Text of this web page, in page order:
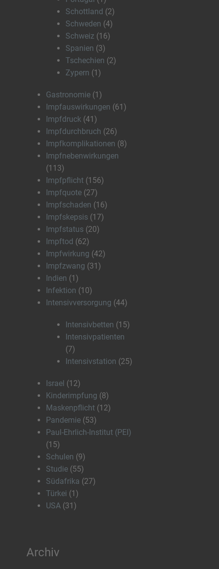
Schottland (2)
Schweden (4)
Schweiz (16)
Spanien (3)
Tschechien (2)
Zypern (1)
Gastronomie (1)
Impfauswirkungen (61)
Impfdruck (41)
Impfdurchbruch (26)
Impfkomplikationen (8)
Impfnebenwirkungen
(113)
Impfpflicht (156)
Impfquote (27)
Impfschaden (16)
Impfskepsis (17)
Impfstatus (20)
Impftod (62)
Impfwirkung (42)
Impfzwang (31)
Indien (1)
Infektion (10)
Intensivversorgung (44)
Intensivbetten (15)
Intensivpatienten
(7)
Intensivstation (25)
Israel (12)
Kinderimpfung (8)
Maskenpflicht (12)
Pandemie (53)
Paul-Ehrlich-Institut (PEI)
(15)
Schulen (9)
Studie (55)
Südafrika (27)
Türkei (1)
USA (31)
Archiv